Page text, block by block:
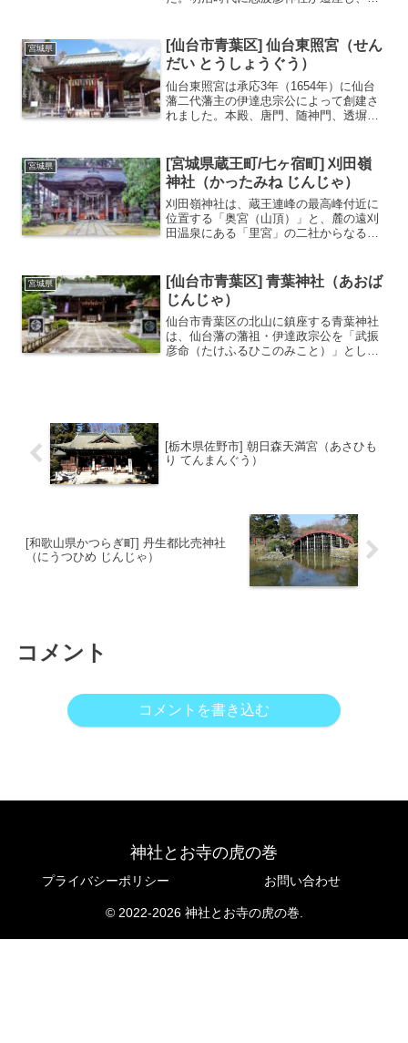
存在する鹽竈神社の総本社基本データ名
称志波彦神社（しわひこじ...
宮城県
[仙台市青葉区] 仙台東照宮（せん
だい とうしょうぐう）
仙台東照宮は承応3年（1654年）に仙台
藩二代藩主の伊達忠宗公によって創建さ
れました。本殿、唐門、随神門、透塀、
で例年多くの参拝者が訪れます。東北一
の初詣スポットどんと...
宮城県
[宮城県蔵王町/七ヶ宿町] 刈田嶺
神社（かったみね じんじゃ）
刈田嶺神社は、蔵王連峰の最高峰付近に
位置する「奥宮（山頂）」と、麓の遠刈
田温泉にある「里宮」の二社からなる珍
は里宮に遷座し、雪解けとともに山頂の
奥宮へと戻る「季節遷座」...
宮城県
[仙台市青葉区] 青葉神社（あおば
じんじゃ）
仙台市青葉区の北山に鎮座する青葉神社
は、仙台藩の藩祖・伊達政宗公を「武振
彦命（たけふるひこのみこと）」として
[栃木県佐野市] 朝日森天満宮（あさひも
り てんまんぐう）
[和歌山県かつらぎ町] 丹生都比売神社
（にうつひめ じんじゃ）
コメント
コメントを書き込む
神社とお寺の虎の巻
プライバシーポリシー お問い合わせ
© 2022-2026 神社とお寺の虎の巻.